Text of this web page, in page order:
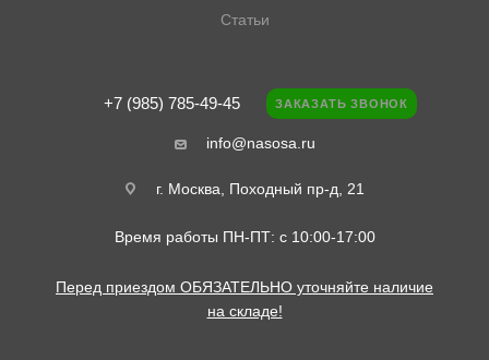
Статьи
+7 (985) 785-49-45 ЗАКАЗАТЬ ЗВОНОК
info@nasosa.ru
г. Москва, Походный пр-д, 21
Время работы ПН-ПТ: с 10:00-17:00
Перед приездом ОБЯЗАТЕЛЬНО уточняйте наличие
на складе!